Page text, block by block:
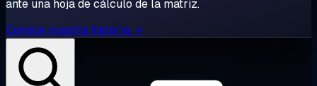
ante una hoja de cálculo de la matriz.
Conoce nuestra historia →